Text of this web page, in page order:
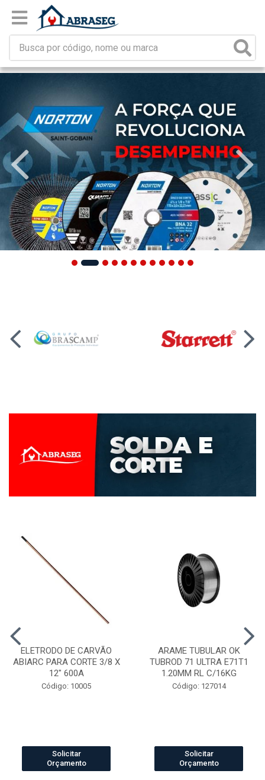
ELETRODO DE CARVÃO
ABIARC PARA CORTE 3/8 X
12" 600A
Código: 10005
Solicitar
Orçamento
ARAME TUBULAR OK
TUBROD 71 ULTRA E71T1
1.20MM RL C/16KG
Código: 127014
Solicitar
Orçamento